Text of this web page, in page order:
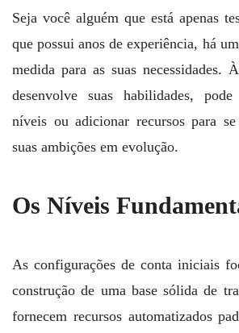
Seja você alguém que está apenas
que possui anos de experiência, há
medida para as suas necessidades.
desenvolve suas habilidades,
níveis ou adicionar recursos para
suas ambições em evolução.
Os Níveis
As configurações de conta iniciais
construção de uma base sólida de
fornecem recursos automatizados